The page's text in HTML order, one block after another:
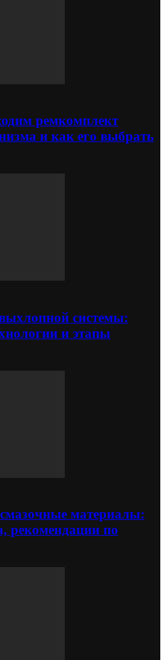
ремкомплект
и как его выбрать
системы:
и этапы
материалы:
рекомендации по